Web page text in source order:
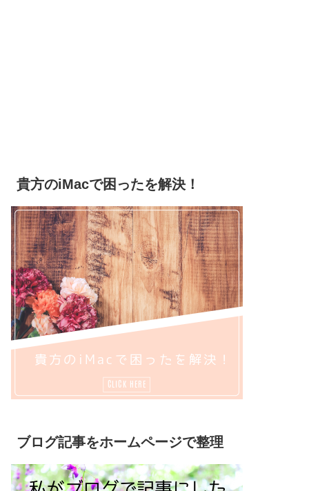
貴方のiMacで困ったを解決！
ブログ記事をホームページで整理